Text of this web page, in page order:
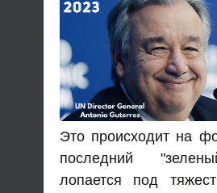
Это происходит на
последний
лопается под